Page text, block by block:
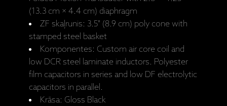
(13.3 cm × 4.4 cm) diaphragm
ZF skaļrunis: 3.5" (8.9 cm) poly cone with
stamped steel basket
Komponentes: Custom air core coil and
low DCR steel laminate inductors. Polyester
film capacitors in series and low DF electrolytic
capacitors in parallel.
Krāsa: Gloss Black